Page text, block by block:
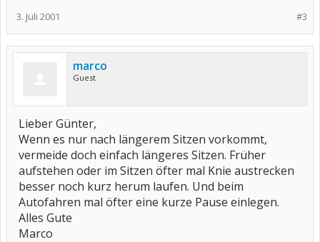
#3
3. Juli 2001
marco
Guest
Lieber Günter,
Wenn es nur nach längerem Sitzen vorkommt,
vermeide doch einfach längeres Sitzen. Früher
aufstehen oder im Sitzen öfter mal Knie austrecken
besser noch kurz herum laufen. Und beim
Autofahren mal öfter eine kurze Pause einlegen.
Alles Gute
Marco